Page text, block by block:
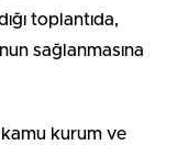
toplantıda,
sağlanmasına
kamu kurum ve